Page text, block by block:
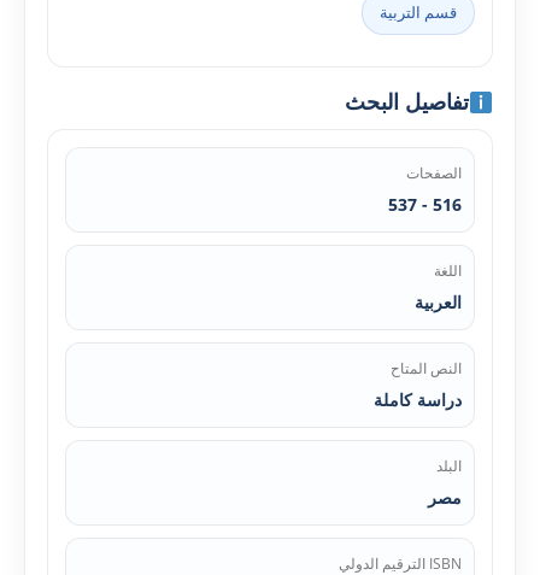
قسم التربية
تفاصيل البحث
الصفحات
516 - 537
اللغة
العربية
النص المتاح
دراسة كاملة
البلد
مصر
ISBN الترقيم الدولي